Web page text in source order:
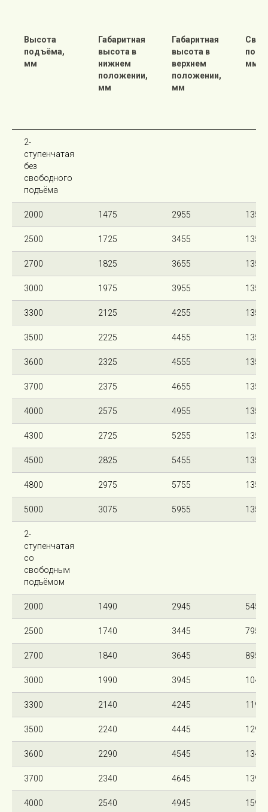
Высота
подъёма,
мм
Габаритная
высота в
нижнем
положении,
мм
Габаритная
высота в
верхнем
положении,
мм
мм
2-
ступенчатая
без
свободного
подъёма
2000 1475 2955 135
2500 1725 3455 135
2700 1825 3655 135
3000 1975 3955 135
3300 2125 4255 135
3500 2225 4455 135
3600 2325 4555 135
3700 2375 4655 135
4000 2575 4955 135
4300 2725 5255 135
4500 2825 5455 135
4800 2975 5755 135
5000 3075 5955 135
2-
ступенчатая
со
свободным
подъёмом
2000 1490 2945 545
2500 1740 3445 795
2700 1840 3645 895
3000 1990 3945 1045
3300 2140 4245 1195
3500 2240 4445 1295
3600 2290 4545 1345
3700 2340 4645 1395
4000 2540 4945 1595